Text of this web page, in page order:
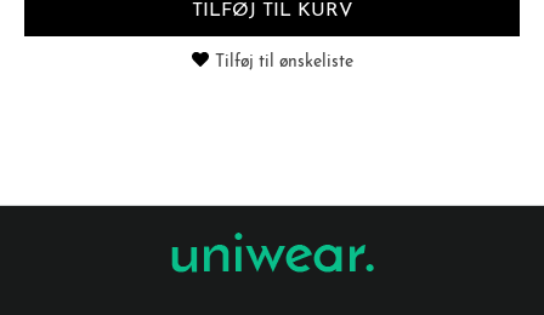
TILFØJ TIL KURV
Tilføj til ønskeliste